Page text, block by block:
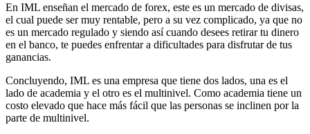
En IML enseñan el mercado de forex, este es un mercado de divisas,
el cual puede ser muy rentable, pero a su vez complicado, ya que no
es un mercado regulado y siendo así cuando desees retirar tu dinero
en el banco, te puedes enfrentar a dificultades para disfrutar de tus
ganancias.
Concluyendo, IML es una empresa que tiene dos lados, una es el
lado de academia y el otro es el multinivel. Como academia tiene un
costo elevado que hace más fácil que las personas se inclinen por la
parte de multinivel.